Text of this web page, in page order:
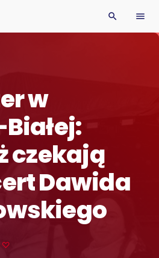
search menu
w
czekają
Dawida